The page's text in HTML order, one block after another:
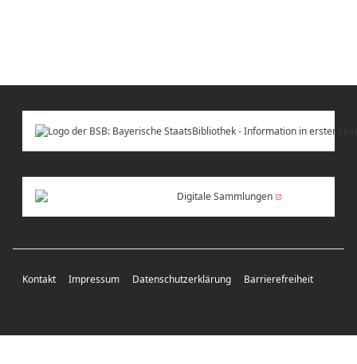
Digitale Sammlungen
Kontakt Impressum Datenschutzerklärung Barrierefreiheit